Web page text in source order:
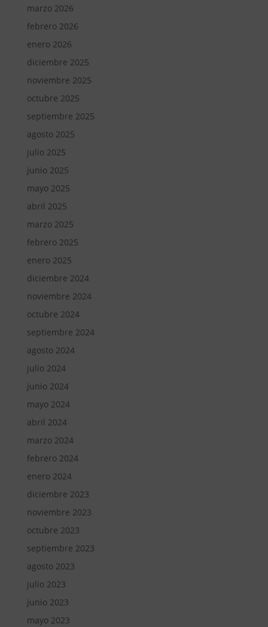
marzo 2026
febrero 2026
enero 2026
diciembre 2025
noviembre 2025
octubre 2025
septiembre 2025
agosto 2025
julio 2025
junio 2025
mayo 2025
abril 2025
marzo 2025
febrero 2025
enero 2025
diciembre 2024
noviembre 2024
octubre 2024
septiembre 2024
agosto 2024
julio 2024
junio 2024
mayo 2024
abril 2024
marzo 2024
febrero 2024
enero 2024
diciembre 2023
noviembre 2023
octubre 2023
septiembre 2023
agosto 2023
julio 2023
junio 2023
mayo 2023